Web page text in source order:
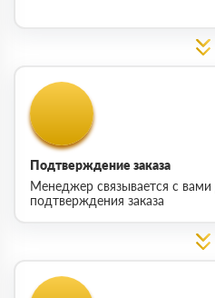
Подтверждение заказа
Менеджер связывается с
подтверждения заказа